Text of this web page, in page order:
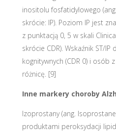
inositolu fosfatidylowego
skrócie: IP). Poziom IP jest
z punktacją 0, 5 w skali
skrócie CDR). Wskaźnik ST/
kognitywnych (CDR 0) i osób
różnicę. [9]
Inne markery choroby
Izoprostany (ang.
produktami peroksydacji